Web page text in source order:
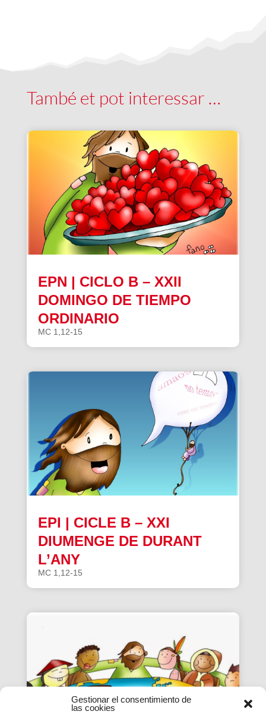
Gestionar el consentimiento de
las cookies
També et pot interessar …
EPN | CICLO B – XXII
DOMINGO DE TIEMPO
ORDINARIO
MC 1,12-15
EPI | CICLE B – XXI
DIUMENGE DE DURANT
L’ANY
MC 1,12-15